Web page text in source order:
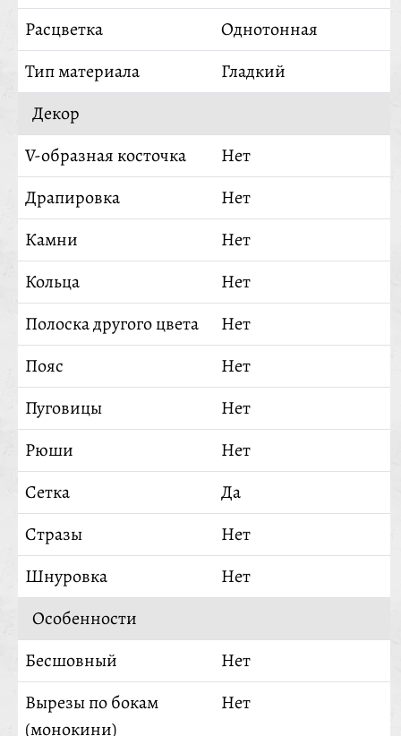
Расцветка
Однотонная
Тип материала
Гладкий
Декор
V-образная косточка
Нет
Драпировка
Нет
Камни
Нет
Кольца
Нет
Полоска другого цвета
Нет
Пояс
Нет
Пуговицы
Нет
Рюши
Нет
Сетка
Да
Стразы
Нет
Шнуровка
Нет
Особенности
Бесшовный
Нет
Вырезы по бокам
(монокини)
Нет